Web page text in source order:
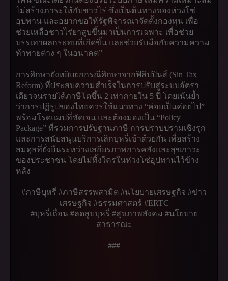
ไม่สร้างภาระให้กับชาวไร่ ซึ่งเป็นต้นทางของห่วงโซ่
อุปทาน และอยากขอให้รัฐพิจารณาจัดตั้งกองทุน เพื่อ
ช่วยเหลือชาวไร่ยาสูบขึ้นมาเป็นการเฉพาะ เพื่อช่วย
บรรเทาผลกระทบที่เกิดขึ้น และช่วยรับมือกับความความ
ท้าทายต่าง ๆ ในอนาคต”
การศึกษายังหยิบยกกรณีศึกษาจากฟิลิปปินส์ (Sin Tax
Reform) ที่ประสบความสำเร็จในการปรับสู่ระบบอัตรา
เดียวจนรายได้ภาษีโตขึ้น 2 เท่าภายใน 5 ปี โดยเน้นย้ำ
ว่าการปฏิรูปของไทยควรใช้แนวทาง “ค่อยเป็นค่อยไป”
พร้อมโรดแมปที่ชัดเจน และต้องมองเป็น “Policy
Package” ที่รวมการปรับฐานภาษี การปราบปรามเชิงรุก
และการสนับสนุนบริการเลิกบุหรี่เข้าด้วยกัน เพื่อสร้าง
สมดุลที่ยั่งยืนระหว่างเสถียรภาพการคลังและสุขภาวะ
ของประชาชน โดยไม่ทิ้งใครในห่วงโซ่อุปทานไว้ข้าง
หลัง
#ภาษีบุหรี่ #ภาษีสรรพสามิต #นโยบายเศรษฐกิจ #ข่าว
เศรษฐกิจ #ธรรมศาสตร์ #ERTC
#บุหรี่เถื่อน #ลดสูบบุหรี่ #สุขภาพสังคม #นโยบาย
สาธารณะ
###